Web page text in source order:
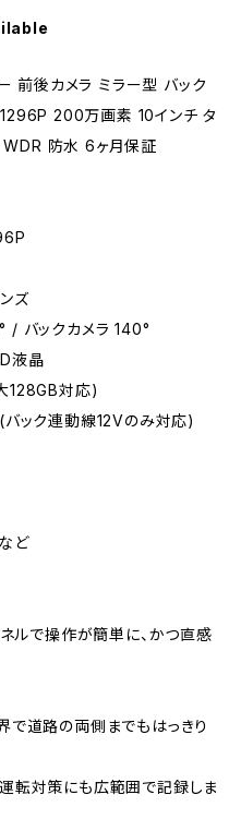
前後カメラ ミラー型 バック
200万画素 10インチ タ
防水 6ヶ月保証
ズ
/ バックカメラ 140°
液晶
128GB対応)
バック連動線12Vのみ対応)
ど
ルで操作が簡単に、かつ直感
で道路の両側までもはっきり
転対策にも広範囲で記録しま